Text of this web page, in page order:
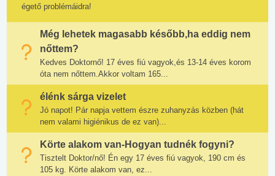
égető problémáidra!
Még lehetek magasabb később,ha eddig nem
nőttem?
Kedves Doktornő! 17 éves fiú vagyok,és 13-14 éves korom
óta nem nőttem.Akkor voltam 165...
élénk sárga vizelet
Jó napot! Pár napja vettem észre zuhanyzás közben (hát
nem valami higiénikus de ez van)...
Körte alakom van-Hogyan tudnék fogyni?
Tisztelt Doktor/nő! Én egy 17 éves fiú vagyok, 190 cm és
105 kg. Körte alakom van, ez...